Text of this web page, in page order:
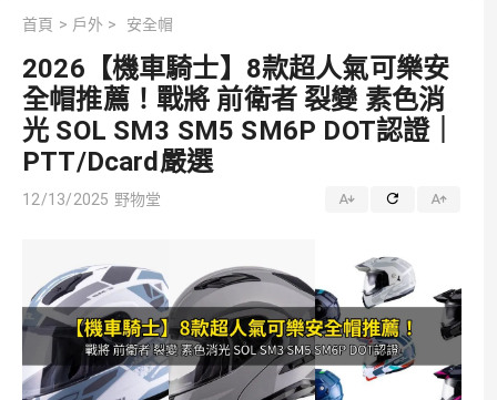
首頁 > 戶外 > 安全帽
2026【機車騎士】8款超人氣可樂安
全帽推薦！戰將 前衛者 裂變 素色消
光 SOL SM3 SM5 SM6P DOT認證｜
PTT/Dcard嚴選
12/13/2025 野物堂